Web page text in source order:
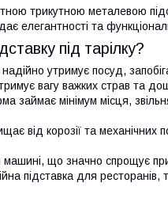
трикутною металевою
елегантності та
під тарілку?
утримує посуд,
вагу важких страв та
займає мінімум місця,
від корозії та
що значно спрощує
підставка для ресторанів,